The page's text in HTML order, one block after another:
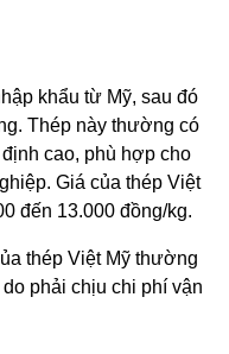
khẩu từ Mỹ, sau đó
Thép này thường có
cao, phù hợp cho
Giá của thép Việt
đến 13.000 đồng/kg.
thép Việt Mỹ thường
phải chịu chi phí vận